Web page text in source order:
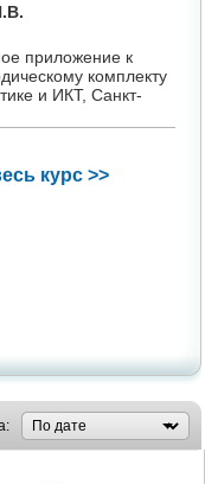
приложение к
комплекту
и ИКТ, Санкт-
курс >>